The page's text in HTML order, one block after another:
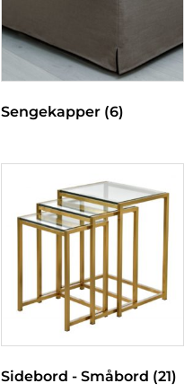
Sengekapper (6)
Sidebord - Småbord (21)